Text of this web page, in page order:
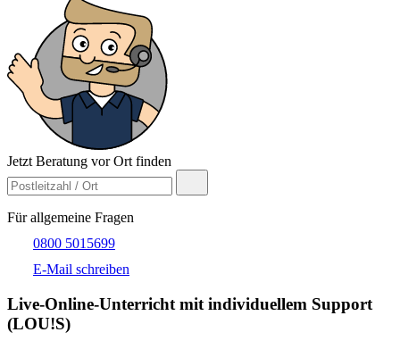
Jetzt Beratung vor Ort finden
Für allgemeine Fragen
0800 5015699
E-Mail schreiben
Live-​Online-Unterricht mit individuellem Support
(LOU!S)